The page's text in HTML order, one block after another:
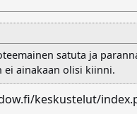
satuta ja
ei ainakaan olisi kiinni.
keskustelut/